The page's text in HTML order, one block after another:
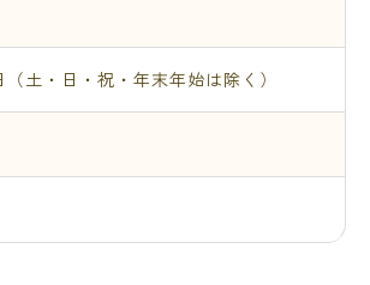
土・日・祝・年末年始は除く）